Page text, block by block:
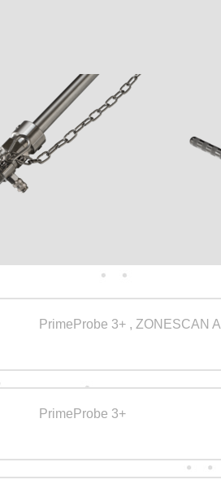
PrimeProbe 3+ , ZONESCAN AI
PrimeProbe 3+